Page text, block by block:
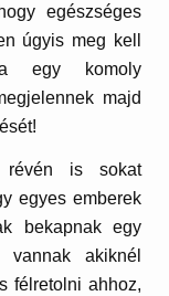
egészséges
úgyis meg kell
egy komoly
majd
révén is sokat
egyes emberek
bekapnak egy
akiknél
félretolni ahhoz,